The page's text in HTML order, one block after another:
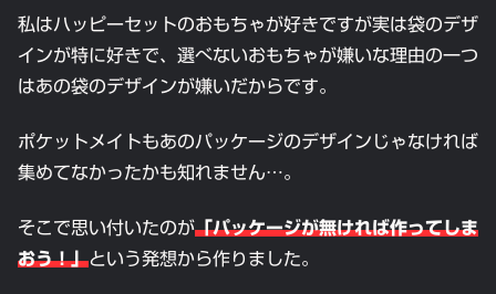
私はハッピーセットのおもちゃが好きですが実は袋のデザ
インが特に好きで、選べないおもちゃが嫌いな理由の一つ
はあの袋のデザインが嫌いだからです。
ポケットメイトもあのパッケージのデザインじゃなければ
集めてなかったかも知れません…。
そこで思い付いたのが「パッケージが無ければ作ってしま
おう！」という発想から作りました。